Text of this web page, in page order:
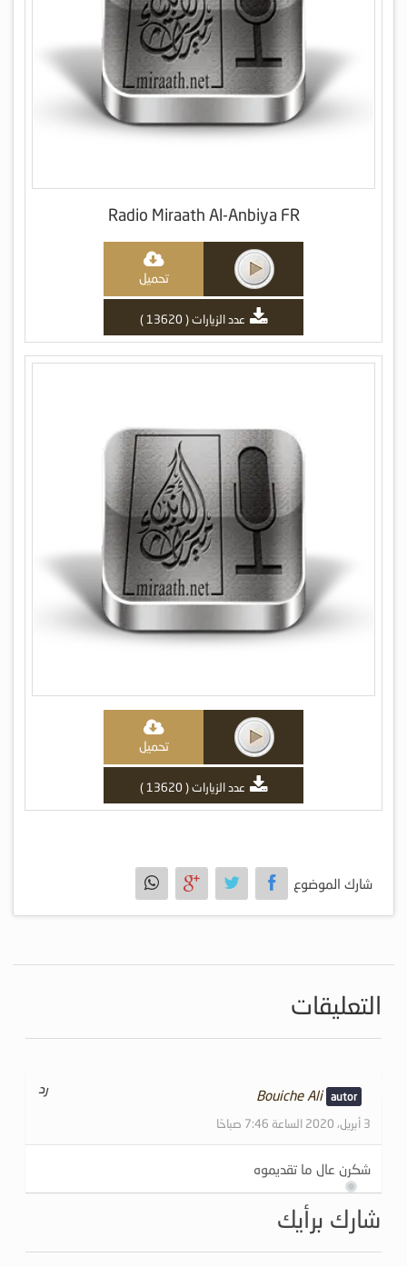
Radio Miraath Al-Anbiya FR
تحميل
عدد الزيارات ( 13620 )
تحميل
عدد الزيارات ( 13620 )
شارك الموضوع
التعليقات
Bouiche Ali
3 أبريل، 2020 الساعة 7:46 صباحًا
رد
شكرن عال ما تقديموه
شارك برأيك